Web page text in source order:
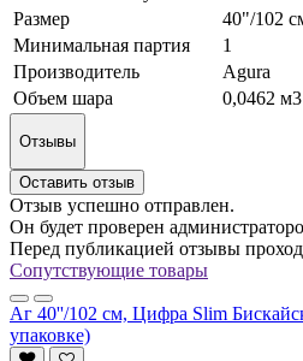
Размер
40"/102
Минимальная партия
1
Производитель
Agura
Объем шара
0,0462 м3
Отзывы
Оставить отзыв
Отзыв успешно отправлен.
Он будет проверен
Перед публикацией отзывы
Сопутствующие товары
Аг 40''/102 см, Цифра Slim
упаковке)